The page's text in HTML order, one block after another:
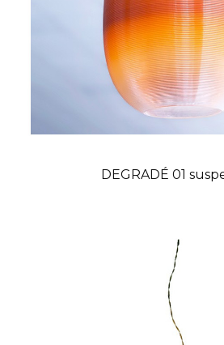
DEGRADÉ 01